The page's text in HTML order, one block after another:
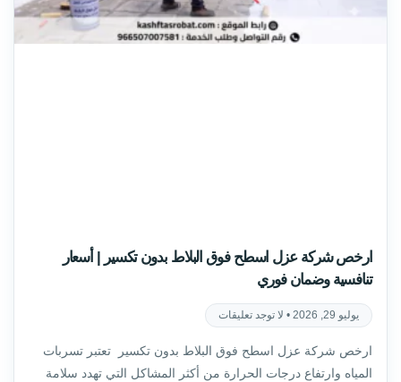
ارخص شركة عزل اسطح فوق البلاط بدون تكسير | أسعار
تنافسية وضمان فوري
يوليو 29, 2026 لا توجد تعليقات
ارخص شركة عزل اسطح فوق البلاط بدون تكسير تعتبر تسربات
المياه وارتفاع درجات الحرارة من أكثر المشاكل التي تهدد سلامة